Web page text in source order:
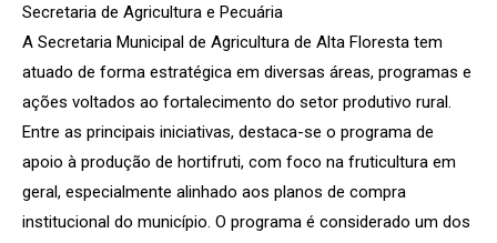
Secretaria de Agricultura e Pecuária
A Secretaria Municipal de Agricultura de Alta Floresta tem
atuado de forma estratégica em diversas áreas, programas e
ações voltados ao fortalecimento do setor produtivo rural.
Entre as principais iniciativas, destaca-se o programa de
apoio à produção de hortifruti, com foco na fruticultura em
geral, especialmente alinhado aos planos de compra
institucional do município. O programa é considerado um dos